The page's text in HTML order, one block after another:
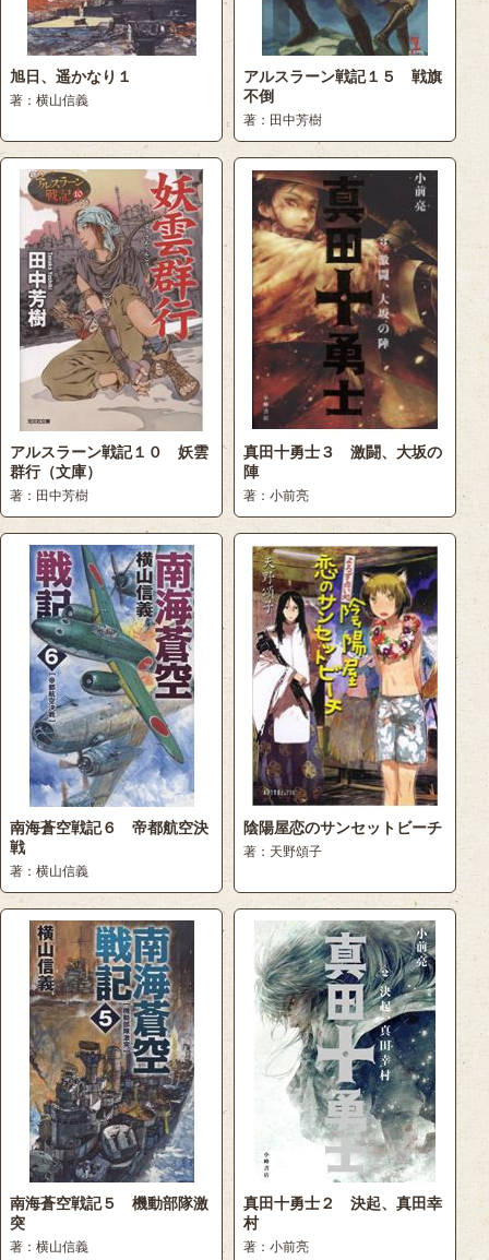
旭日、遥かなり１
著：横山信義
アルスラーン戦記１５ 戦旗
不倒
著：田中芳樹
アルスラーン戦記１０ 妖雲
群行（文庫）
著：田中芳樹
真田十勇士３ 激闘、大坂の
陣
著：小前亮
南海蒼空戦記６ 帝都航空決
戦
著：横山信義
陰陽屋恋のサンセットビーチ
著：天野頌子
南海蒼空戦記５ 機動部隊激
突
著：横山信義
真田十勇士２ 決起、真田幸
村
著：小前亮